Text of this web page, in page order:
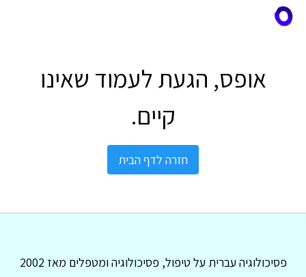
אופס, הגעת לעמוד שאינו
קיים.
חזרה לדף הבית
פסיכולוגיה עברית על טיפול, פסיכולוגיה ומטפלים מאז 2002